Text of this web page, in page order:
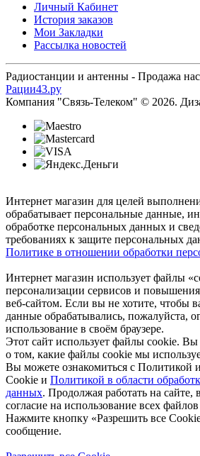
Личный Кабинет
История заказов
Мои Закладки
Рассылка новостей
Радиостанции и антенны - Продажа
Рации43.ру
Компания "Связь-Телеком" © 2026.
Интернет магазин для целей
обрабатывает персональные данные,
обработке персональных данных и
требованиях к защите персональных
Политике в отношении обработки
Интернет магазин использует файлы
персонализации сервисов и
веб-сайтом. Если вы не хотите, чтобы
данные обрабатывались, пожалуйста,
использование в своём браузере.
Этот сайт использует файлы cookie.
о том, какие файлы cookie мы
Вы можете ознакомиться с Политикой
Cookie и Политикой в области
данных. Продолжая работать на сайте,
согласие на использование всех
Нажмите кнопку «Разрешить все
сообщение.